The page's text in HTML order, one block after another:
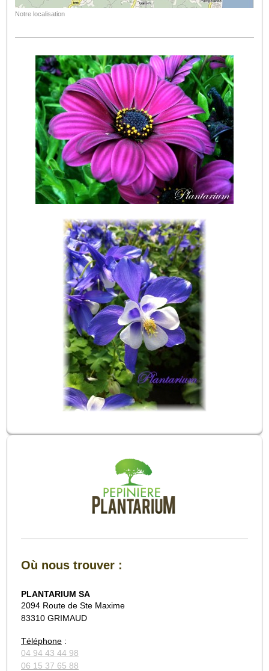
Notre localisation
Où nous trouver :
PLANTARIUM SA
2094 Route de Ste Maxime
83310 GRIMAUD
Téléphone :
04 94 43 44 98
06 15 37 65 88